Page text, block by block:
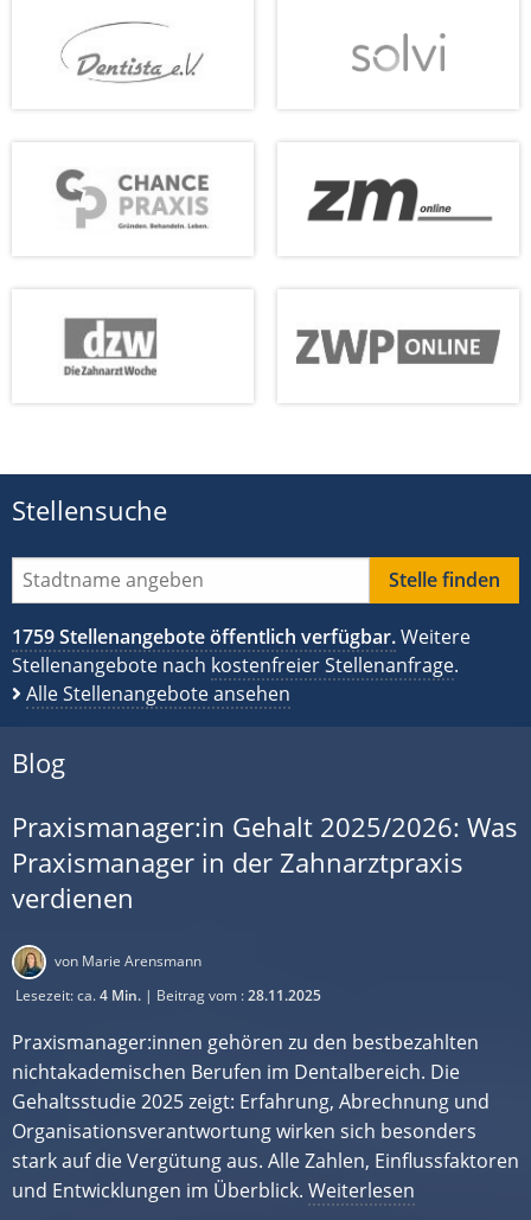
Stellensuche
1759 Stellenangebote öffentlich verfügbar.Weitere
Stellenangebote nach kostenfreier Stellenanfrage.
Alle Stellenangebote ansehen
Blog
Praxismanager:in Gehalt 2025/2026: Was
Praxismanager in der Zahnarztpraxis
verdienen
von Marie Arensmann
Lesezeit: ca.4 Min. | Beitrag vom :28.11.2025
Praxismanager:innen gehören zu den bestbezahlten
nichtakademischen Berufen im Dentalbereich. Die
Gehaltsstudie 2025 zeigt: Erfahrung, Abrechnung und
Organisationsverantwortung wirken sich besonders
stark auf die Vergütung aus. Alle Zahlen, Einflussfaktoren
und Entwicklungen im Überblick. Weiterlesen